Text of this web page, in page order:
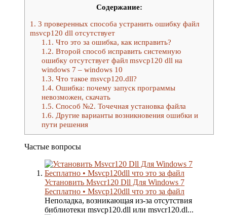
Содержание:
1. 3 проверенных способа устранить ошибку файл
msvcp120 dll отсутствует
1.1. Что это за ошибка, как исправить?
1.2. Второй способ исправить системную
ошибку отсутствует файл msvcp120 dll на
windows 7 – windows 10
1.3. Что такое msvcp120.dll?
1.4. Ошибка: почему запуск программы
невозможен, скачать
1.5. Способ №2. Точечная установка файла
1.6. Другие варианты возникновения ошибки и
пути решения
Частые вопросы
Установить Msvcr120 Dll Для Windows 7
Бесплатно • Msvcp120dll что это за файл
Неполадка, возникающая из-за отсутствия
библиотеки msvcp120.dll или msvcr120.dl...